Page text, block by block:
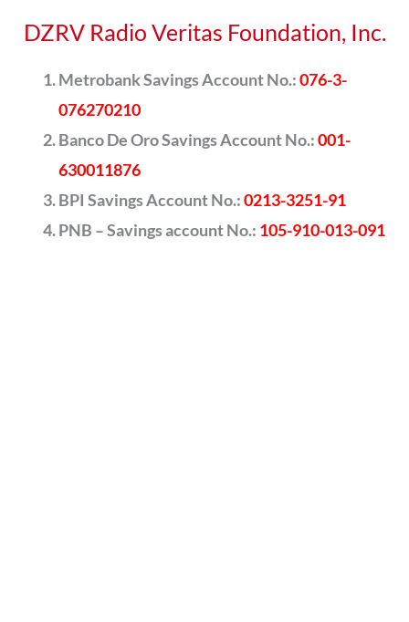
DZRV Radio Veritas Foundation, Inc.
Metrobank Savings Account No.:076-3-
076270210
Banco De Oro Savings Account No.:001-
630011876
BPI Savings Account No.:0213-3251-91
PNB – Savings account No.: 105-910-013-091